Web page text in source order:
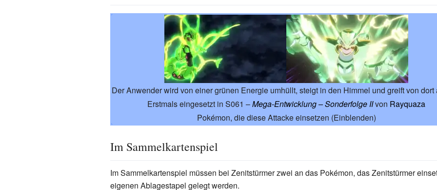
Der Anwender wird von einer grünen Energie umhüllt, steigt in den Himmel und greift von dort
Erstmals eingesetzt in S061 –Mega-Entwicklung – Sonderfolge IIvon Rayquaza
Pokémon, die diese Attacke einsetzen (Einblenden)
Im Sammelkartenspiel
Im Sammelkartenspiel müssen bei Zenitstürmer zwei an das Pokémon, das Zenitstürmer
eigenen Ablagestapel gelegt werden.